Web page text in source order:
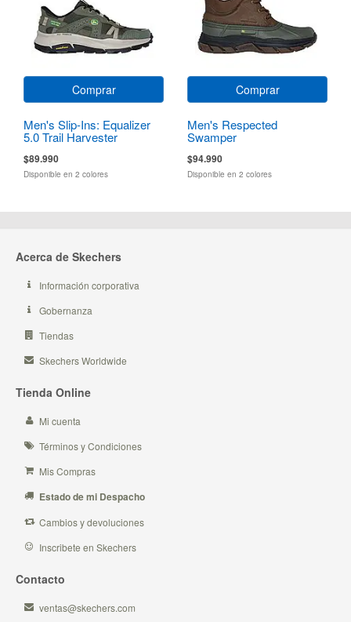
Comprar
Men's Slip-Ins: Equalizer
5.0 Trail Harvester
$89.990
Disponible en 2 colores
Comprar
Men's Respected
Swamper
$94.990
Disponible en 2 colores
Acerca de Skechers
Información corporativa
Gobernanza
Tiendas
Skechers Worldwide
Tienda Online
Mi cuenta
Términos y Condiciones
Mis Compras
Estado de mi Despacho
Cambios y devoluciones
Inscribete en Skechers
Contacto
ventas@skechers.com